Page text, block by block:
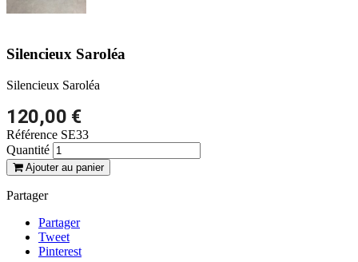
Silencieux Saroléa
Silencieux Saroléa
120,00 €
Référence SE33
Quantité
Ajouter au panier
Partager
Partager
Tweet
Pinterest